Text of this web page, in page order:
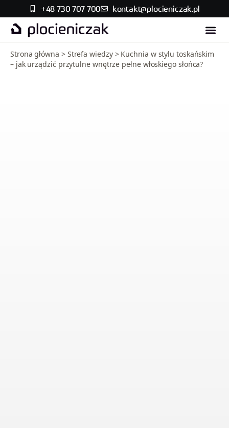
+48 730 707 700 kontakt@plocieniczak.pl
Strona główna > Strefa wiedzy> Kuchnia w stylu toskańskim
– jak urządzić przytulne wnętrze pełne włoskiego słońca?